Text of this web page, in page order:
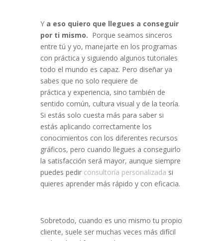
Y a eso quiero que llegues a conseguir
por ti mismo. Porque seamos sinceros
entre tú y yo, manejarte en los programas
con práctica y siguiendo algunos tutoriales
todo el mundo es capaz. Pero diseñar ya
sabes que no solo requiere de
práctica y experiencia, sino también de
sentido común, cultura visual y de la teoría.
Si estás solo cuesta más para saber si
estás aplicando correctamente los
conocimientos con los diferentes recursos
gráficos, pero cuando llegues a conseguirlo
la satisfacción será mayor, aunque siempre
puedes pedir consultoría personalizada si
quieres aprender más rápido y con eficacia.
Sobretodo, cuando es uno mismo tu propio
cliente, suele ser muchas veces más difícil